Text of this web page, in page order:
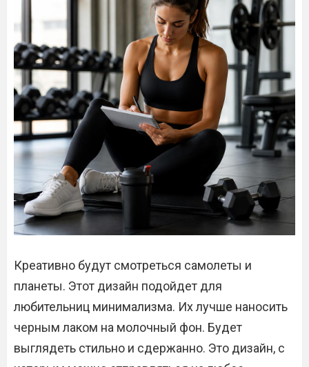
Креативно будут смотреться самолеты и
планеты. Этот дизайн подойдет для
любительниц минимализма. Их лучше наносить
черным лаком на молочный фон. Будет
выглядеть стильно и сдержанно. Это дизайн, с